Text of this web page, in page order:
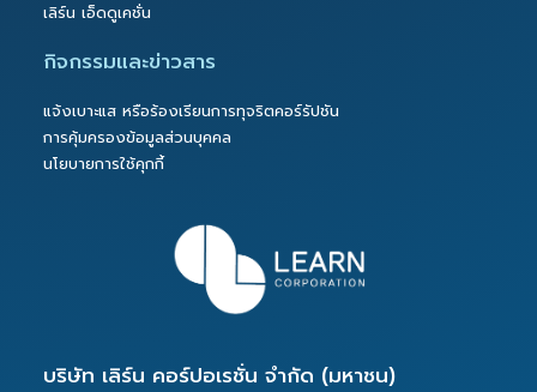
เลิร์น เอ็ดดูเคชั่น
กิจกรรมและข่าวสาร
แจ้งเบาะแส หรือร้องเรียนการทุจริตคอร์รัปชัน
การคุ้มครองข้อมูลส่วนบุคคล
นโยบายการใช้คุกกี้
บริษัท เลิร์น คอร์ปอเรชั่น จำกัด (มหาชน)